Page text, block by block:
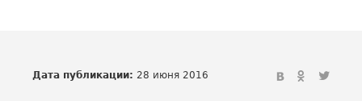
Дата публикации: 28 июня 2016